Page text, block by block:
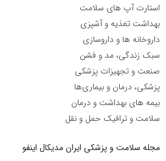
استارت آپ های سلامت
بهداشت تغذیه و آشپزی
داروخانه ها و داروسازی
سبک زندگی، مد و فشن
صنعت و تجهیزات پزشکی
پزشکی، درمان و بیماری‌ها
بیمه های بهداشت و درمان
سلامت و ترافیک حمل و نقل
مجله سلامت و پزشکی ایران مدیکال اینفو